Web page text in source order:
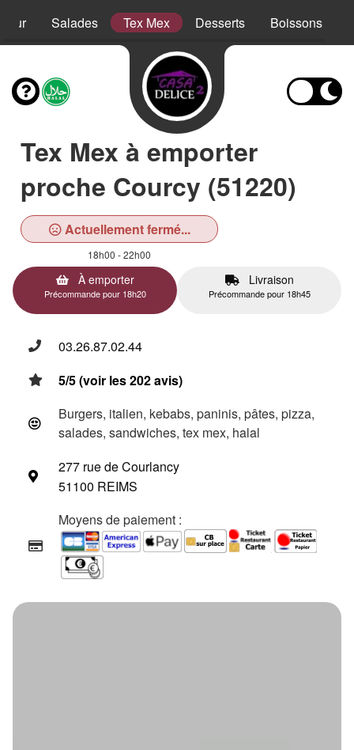
Salades Tex Mex Desserts Boissons
Tex Mex à emporter
proche Courcy (51220)
Actuellement fermé...
18h00 - 22h00
À emporter
Précommande pour 18h20
Livraison
Précommande pour 18h45
03.26.87.02.44
5/5 (voir les 202 avis)
Burgers, italien, kebabs, paninis, pâtes, pizza,
salades, sandwiches, tex mex, halal
277 rue de Courlancy
51100 REIMS
Moyens de paiement :